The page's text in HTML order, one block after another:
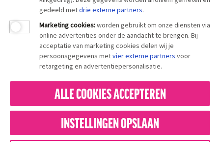
MEER LEDEN = MEER INVLOED BIJ WERKGEVERS
gedeeld metdrie externe partners.
Marketing cookies:worden gebruikt om onze diensten via
online advertenties onder de aandacht te brengen. Bij
acceptatie van marketing cookies delen wij je
persoonsgegevens metvier externe partners voor
retargeting en advertentiepersonalisatie.
ALLE COOKIES ACCEPTEREN
INSTELLINGEN OPSLAAN